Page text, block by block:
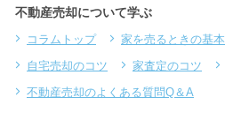
不動産売却について学ぶ
コラムトップ 家を売るときの基本
自宅売却のコツ
家査定のコツ
不動産売却のよくある質問Q＆A